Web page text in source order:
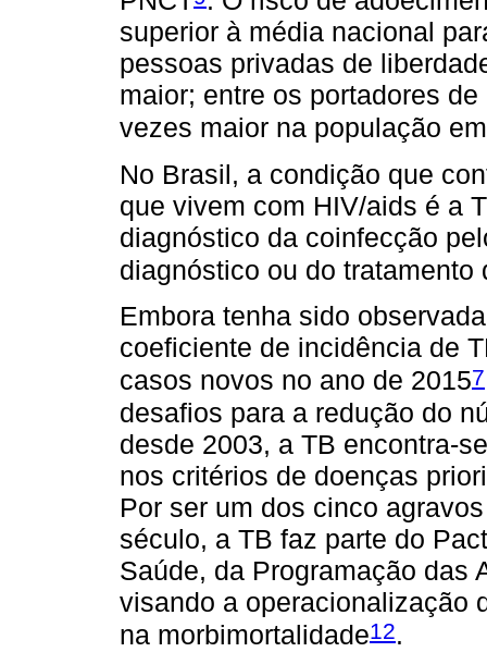
superior à média nacional
pessoas privadas de
maior; entre os portadores
vezes maior na população
No Brasil, a condição que
que vivem com HIV/aids é a
diagnóstico da coinfecção
diagnóstico ou do tratamento
Embora tenha sido
coeficiente de incidência de
casos novos no ano de 20157
desafios para a redução do
desde 2003, a TB encontra-
nos critérios de doenças
Por ser um dos cinco
século, a TB faz parte do
Saúde, da Programação das
visando a operacionalização
na morbimortalidade12.